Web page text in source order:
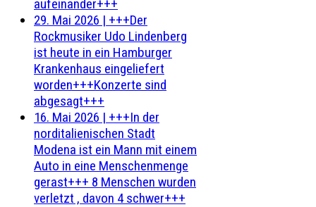
aufeinander+++
29. Mai 2026 | +++Der
Rockmusiker Udo Lindenberg
ist heute in ein Hamburger
Krankenhaus eingeliefert
worden+++Konzerte sind
abgesagt+++
16. Mai 2026 | +++In der
norditalienischen Stadt
Modena ist ein Mann mit einem
Auto in eine Menschenmenge
gerast+++ 8 Menschen wurden
verletzt , davon 4 schwer+++